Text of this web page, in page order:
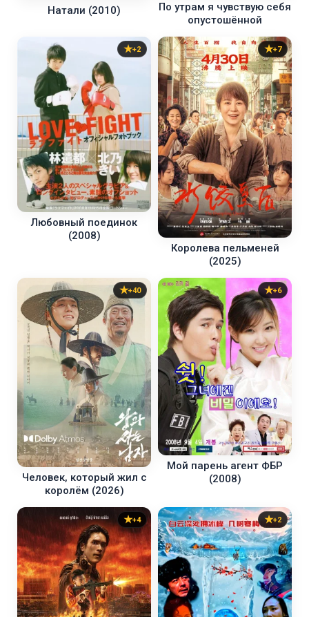
Натали (2010)
По утрам я чувствую себя
опустошённой
+2
Любовный поединок
(2008)
+7
Королева пельменей
(2025)
+40
Человек, который жил с
королём (2026)
+6
Мой парень агент ФБР
(2008)
+4 +2